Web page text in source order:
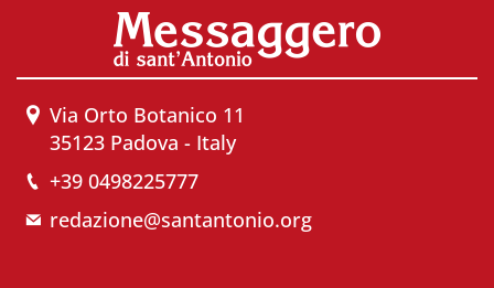
Via Orto Botanico 11
35123 Padova - Italy
+39 0498225777
redazione@santantonio.org